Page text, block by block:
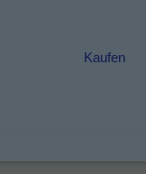
Kaufen